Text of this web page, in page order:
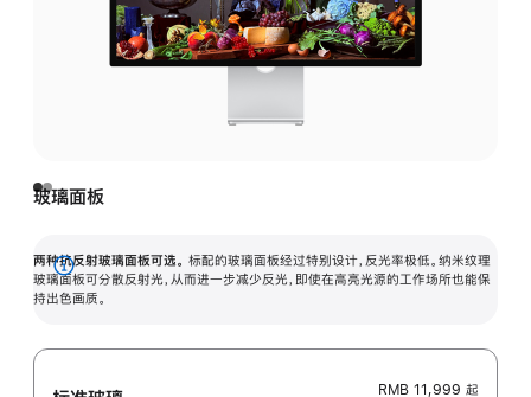
玻璃面板
两种抗反射玻璃面板可选。 标配的玻璃面板经过特别设计，反光率极低。纳米纹理
玻璃面板可分散反射光，从而进一步减少反光，即使在高亮光源的工作场所也能保
持出色画质。
展
开
RMB 11,999 起